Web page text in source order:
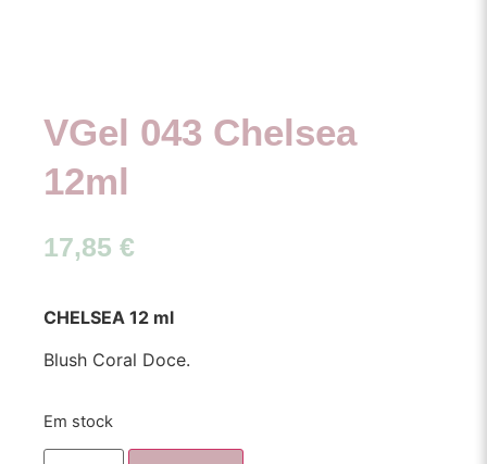
VGel 043 Chelsea
12ml
17,85 €
CHELSEA 12 ml
Blush Coral Doce.
Em stock